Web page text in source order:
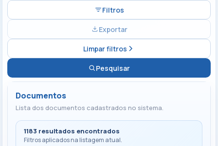
Filtros
Exportar
Limpar filtros
Pesquisar
Documentos
Lista dos documentos cadastrados no sistema.
1183 resultados encontrados
Filtros aplicados na listagem atual.